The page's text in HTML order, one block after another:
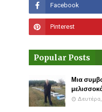
Popular Posts
Μια
Δευτέρα,